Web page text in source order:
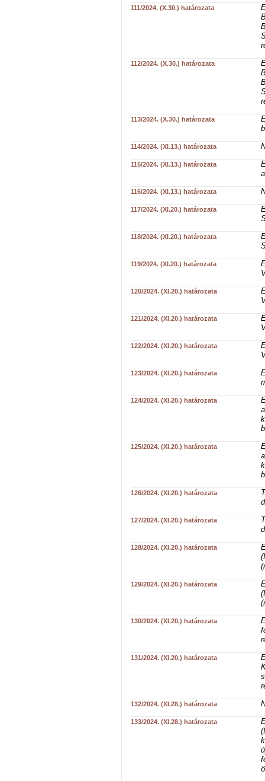
111/2024. (X.30.) határozata
112/2024. (X.30.) határozata
113/2024. (X.30.) határozata
114/2024. (XI.13.) határozata
115/2024. (XI.13.) határozata
116/2024. (XI.13.) határozata
117/2024. (XI.20.) határozata
118/2024. (XI.20.) határozata
119/2024. (XI.20.) határozata
120/2024. (XI.20.) határozata
121/2024. (XI.20.) határozata
122/2024. (XI.20.) határozata
123/2024. (XI.20.) határozata
124/2024. (XI.20.) határozata
125/2024. (XI.20.) határozata
126/2024. (XI.20.) határozata
127/2024. (XI.20.) határozata
128/2024. (XI.20.) határozata
129/2024. (XI.20.) határozata
130/2024. (XI.20.) határozata
131/2024. (XI.20.) határozata
132/2024. (XI.28.) határozata
133/2024. (XI.28.) határozata